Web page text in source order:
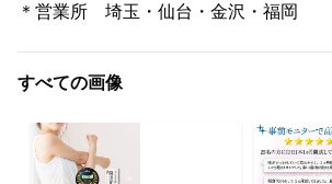
＊営業所 埼玉・仙台・金沢・福岡
すべての画像